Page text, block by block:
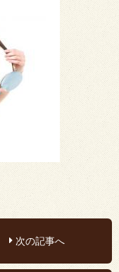
次の記事へ